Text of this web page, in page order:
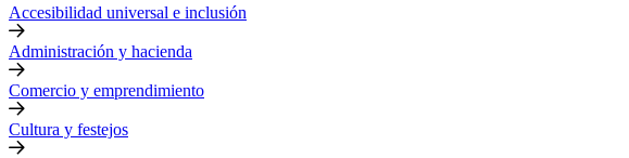
Accesibilidad universal e inclusión
Administración y hacienda
Comercio y emprendimiento
Cultura y festejos